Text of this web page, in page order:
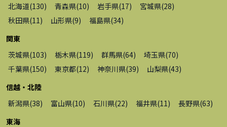
北海道(130) 青森県(10) 岩手県(17) 宮城県(28)
秋田県(11 ) 山形県(9) 福島県(34)
関東
茨城県(103) 栃木県(119) 群馬県(64) 埼玉県(70)
千葉県(150) 東京都(12) 神奈川県(39) 山梨県(43)
信越・北陸
新潟県(38) 富山県(10) 石川県(22) 福井県(11 ) 長野県(63)
東海